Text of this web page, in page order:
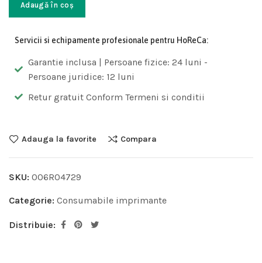
Adaugă în coș
Servicii si echipamente profesionale pentru HoReCa:
Garantie inclusa | Persoane fizice: 24 luni -
Persoane juridice: 12 luni
Retur gratuit Conform Termeni si conditii
Adauga la favorite Compara
SKU: 006R04729
Categorie: Consumabile imprimante
Distribuie: